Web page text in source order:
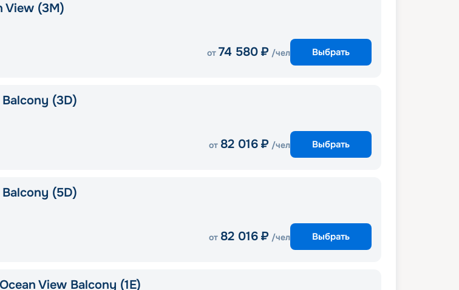
View (3M)
от 74 580 ₽ /чел Выбрать
(3D)
от 82 016 ₽ /чел Выбрать
(5D)
от 82 016 ₽ /чел Выбрать
View Balcony (1E)